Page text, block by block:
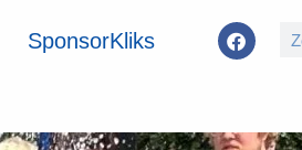
SponsorKliks